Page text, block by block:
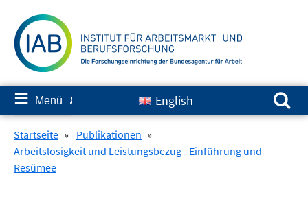
zum
Inhalt
≡ Menü ✘ English
Suchen nach:
Startseite » Publikationen »
Arbeitslosigkeit und Leistungsbezug - Einführung und
Resümee